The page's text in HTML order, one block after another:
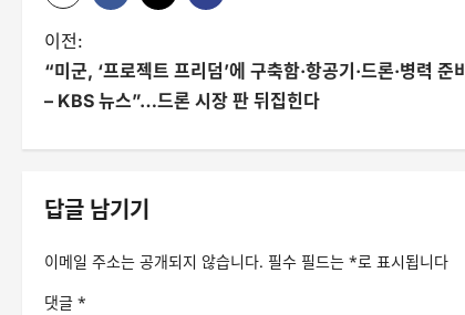
글
탐
이전:
“미군, ‘프로젝트 프리덤’에 구축함·항공기·드론·병력 준비
– KBS 뉴스”…드론 시장 판 뒤집힌다
답글 남기기
이메일 주소는 공개되지 않습니다. 필수 필드는 *로 표시됩니다
댓글 *